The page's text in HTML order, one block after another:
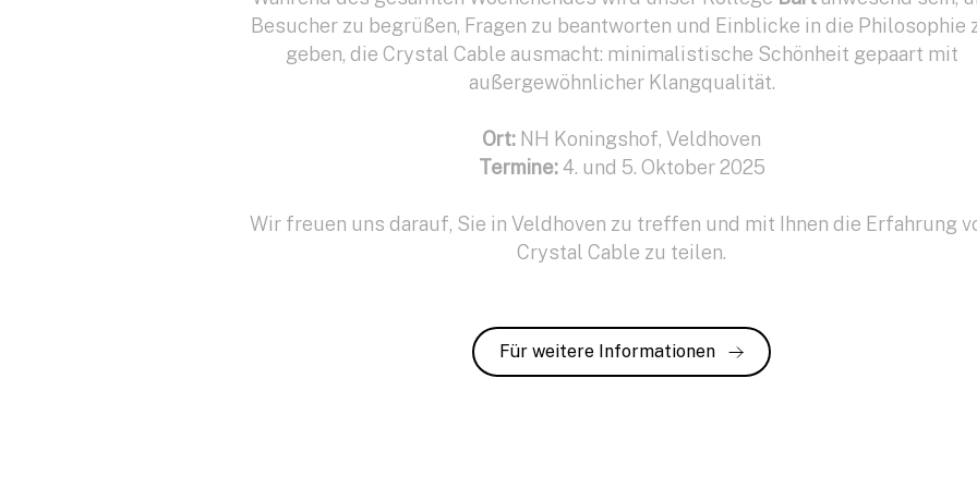
Besucher zu begrüßen, Fragen zu beantworten und Einblicke in die Philosophie
geben, die Crystal Cable ausmacht: minimalistische Schönheit gepaart mit
außergewöhnlicher Klangqualität.
Ort: NH Koningshof, Veldhoven
Termine:4. und 5. Oktober 2025
Wir freuen uns darauf, Sie in Veldhoven zu treffen und mit Ihnen die Erfahrung
Crystal Cable zu teilen.
Für weitere Informationen